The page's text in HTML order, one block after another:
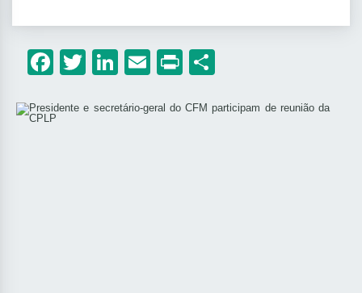
Facebook
Twitter
LinkedIn
Email
Print